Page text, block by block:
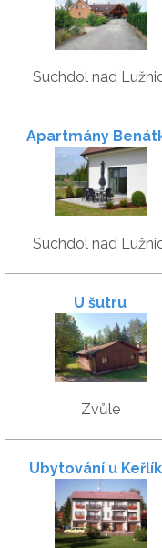
Suchdol nad
Apartmány
Suchdol nad
U šutru
Zvůle
Ubytování u